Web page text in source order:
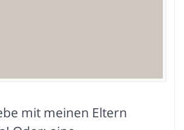
mit meinen Eltern